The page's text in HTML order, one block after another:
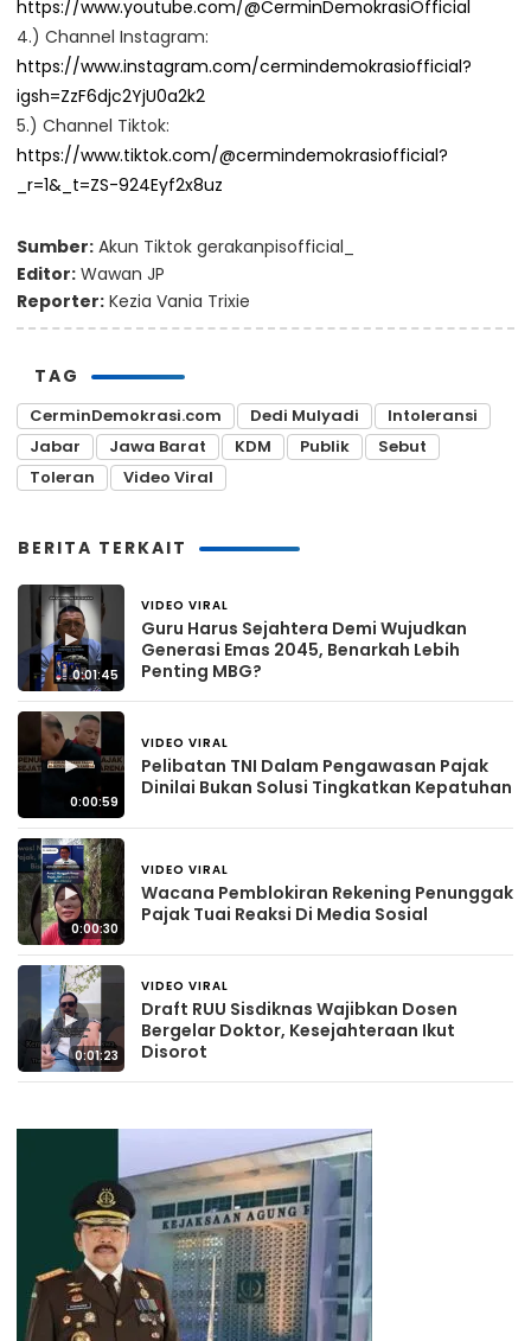
https://www.youtube.com/@CerminDemokrasiOfficial
4.) Channel Instagram:
https://www.instagram.com/cermindemokrasiofficial?
igsh=ZzF6djc2YjU0a2k2
5.) Channel Tiktok:
https://www.tiktok.com/@cermindemokrasiofficial?
_r=1&_t=ZS-924Eyf2x8uz
Sumber: Akun Tiktok gerakanpisofficial_
Editor: Wawan JP
Reporter: Kezia Vania Trixie
TAG
CerminDemokrasi.com Dedi Mulyadi
Intoleransi
Jabar
Jawa Barat KDM Publik
Sebut
Toleran
Video Viral
BERITA TERKAIT
▶
0:01:45
VIDEO VIRAL
Guru Harus Sejahtera Demi Wujudkan
Generasi Emas 2045, Benarkah Lebih
Penting MBG?
▶
0:00:59
VIDEO VIRAL
Pelibatan TNI Dalam Pengawasan Pajak
Dinilai Bukan Solusi Tingkatkan Kepatuhan
▶
0:00:30
VIDEO VIRAL
Wacana Pemblokiran Rekening Penunggak
Pajak Tuai Reaksi Di Media Sosial
▶
0:01:23
VIDEO VIRAL
Draft RUU Sisdiknas Wajibkan Dosen
Bergelar Doktor, Kesejahteraan Ikut
Disorot